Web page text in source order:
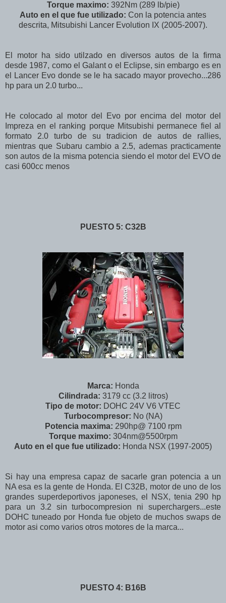
Torque maximo: 392Nm (289 lb/pie)
Auto en el que fue utilizado: Con la potencia antes
descrita, Mitsubishi Lancer Evolution IX (2005-2007).
El motor ha sido utilzado en diversos autos de la firma
desde 1987, como el Galant o el Eclipse, sin embargo es en
el Lancer Evo donde se le ha sacado mayor provecho...286
hp para un 2.0 turbo...
He colocado al motor del Evo por encima del motor del
Impreza en el ranking porque Mitsubishi permanece fiel al
formato 2.0 turbo de su tradicion de autos de rallies,
mientras que Subaru cambio a 2.5, ademas practicamente
son autos de la misma potencia siendo el motor del EVO de
casi 600cc menos
PUESTO 5: C32B
Marca: Honda
Cilindrada: 3179 cc (3.2 litros)
Tipo de motor: DOHC 24V V6 VTEC
Turbocompresor: No (NA)
Potencia maxima: 290hp@ 7100 rpm
Torque maximo: 304nm@5500rpm
Auto en el que fue utilizado: Honda NSX (1997-2005)
Si hay una empresa capaz de sacarle gran potencia a un
NA esa es la gente de Honda. El C32B, motor de uno de los
grandes superdeportivos japoneses, el NSX, tenia 290 hp
para un 3.2 sin turbocompresion ni superchargers...este
DOHC tuneado por Honda fue objeto de muchos swaps de
motor asi como varios otros motores de la marca...
PUESTO 4: B16B